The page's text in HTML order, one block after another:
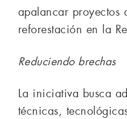
apalancar proyectos
reforestación en la
Reduciendo brechas
La iniciativa busca
técnicas,